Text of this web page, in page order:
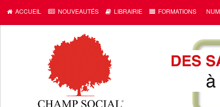
ACCUEIL NOUVEAUTÉS LIBRAIRIE FORMATIONS